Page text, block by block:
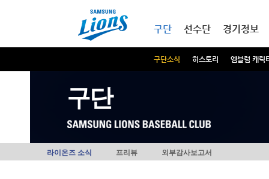
구단
구단소식 히스토리 엠블럼 캐릭
선수단 경기정보
구단
라이온즈 소식 프리뷰 외부감사보고서